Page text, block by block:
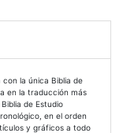
la única Biblia de
en la traducción más
de Estudio
en el orden
y gráficos a todo